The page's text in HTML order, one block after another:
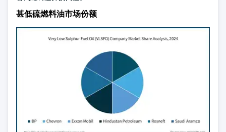
甚低硫燃料油市场份额